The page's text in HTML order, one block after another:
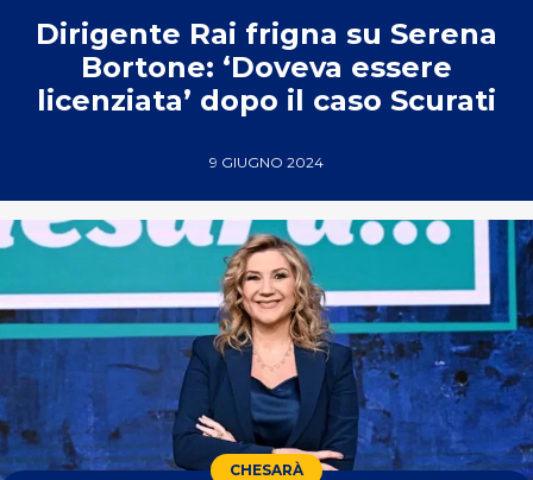
Dirigente Rai frigna su Serena
Bortone: ‘Doveva essere
licenziata’ dopo il caso Scurati
9 GIUGNO 2024
CHESARÀ